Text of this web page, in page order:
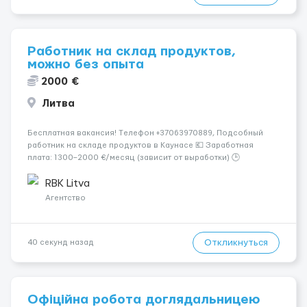
Работник на склад продуктов,
можно без опыта
2000 €
Литва
Бесплатная вакансия! Tелефон +37063970889, Подсобный
работник на складе продуктов в Каунасе 💶 Заработная
плата: 1300–2000 €/месяц (зависит от выработки) 🕒
рабочих дней в неделю (пн–сб, плавающий график) 📦
Обязанности...
RBK Litva
Агентство
40 секунд назад Откликнуться
Офіційна робота доглядальницею